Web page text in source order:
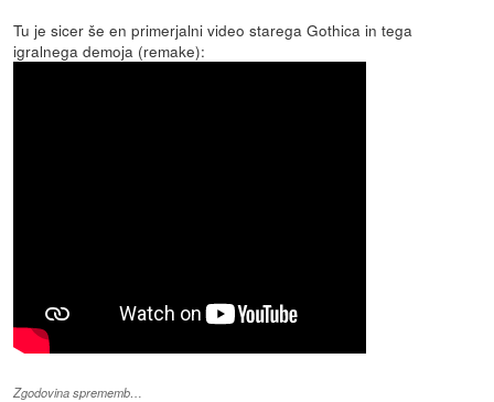
Tu je sicer še en primerjalni video starega Gothica in tega
igralnega demoja (remake):
Zgodovina sprememb…